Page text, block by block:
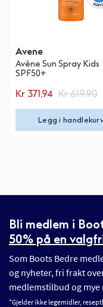
Avene
Avène Sun Spray Kids
SPF50+
Kr 371,94 Kr 619,90
Legg i
Bli medlem i
50% på en
Som Boots Bedre
og nyheter, fri frakt
medlemstilbud og mye
*Gjelder ikke legemidler,